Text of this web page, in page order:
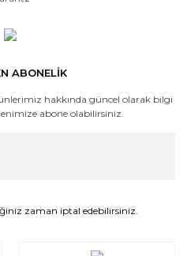
ABONELİK
hakkında güncel olarak bilgi
abone olabilirsiniz.
zaman iptal edebilirsiniz.